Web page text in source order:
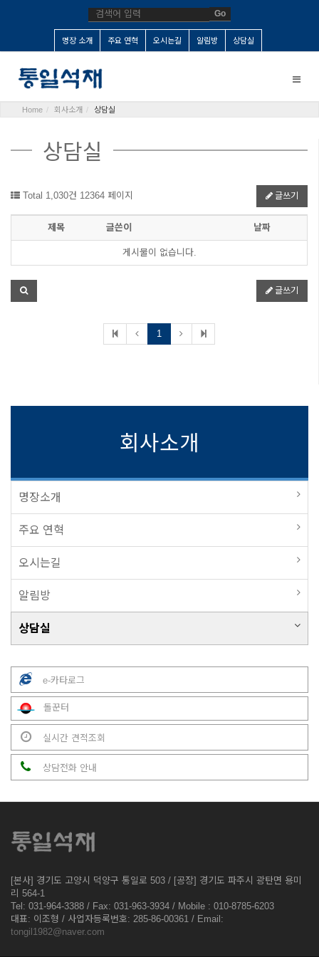
Go
명장 소개 주요 연혁 오시는길 알림방 상담실
Toggle
Home 회사소개 상담실
상담실
Total 1,030건 12364 페이지 글쓰기
제목 글쓴이 날짜
게시물이 없습니다.
글쓰기
1
회사소개
명장소개
주요 연혁
오시는길
알림방
상담실
e-카타로그
돌꾼터
실시간 견적조회
상담전화 안내
[본사] 경기도 고양시 덕양구 통일로 503 / [공장] 경기도 파주시 광탄면 용미
리 564-1
Tel: 031-964-3388 / Fax: 031-963-3934 / Mobile : 010-8785-6203
대표: 이조형 / 사업자등록번호: 285-86-00361 / Email:
tongil1982@naver.com